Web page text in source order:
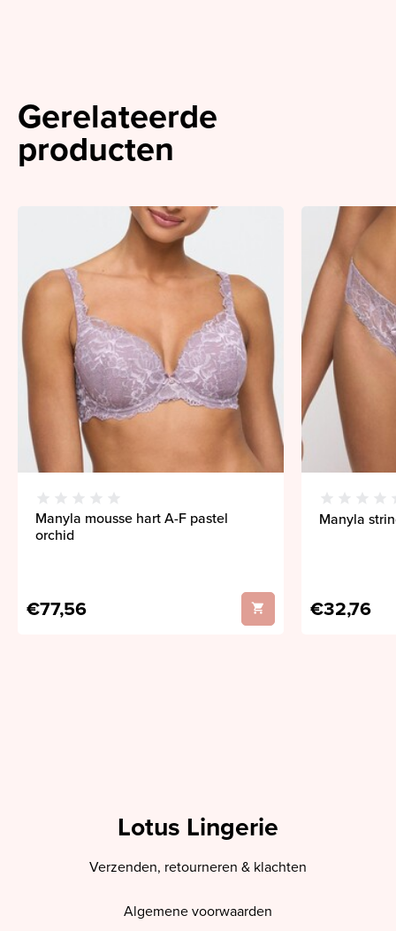
Gerelateerde
producten
Manyla mousse hart A-F pastel
orchid
€77,56
Manyla
€32,76
Lotus Lingerie
Verzenden, retourneren & klachten
Algemene voorwaarden